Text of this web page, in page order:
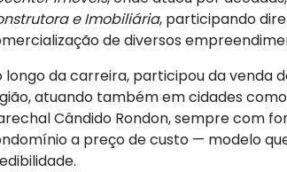
e Imobiliária, participando
de diversos
longo da carreira, participou da venda
atuando também em cidades
Cândido Rondon, sempre com
a preço de custo — modelo